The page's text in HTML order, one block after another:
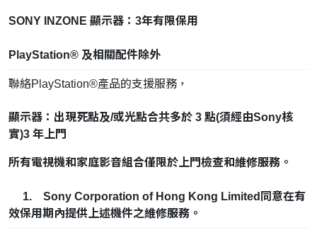
SONY INZONE 顯示器：3年有限保用
PlayStation® 及相關配件除外
聯絡PlayStation®產品的支援服務，
顯示器：出現死點及/或光點合共多於 3 點(須經由Sony核
實)3 年上門
所有電視機和家庭影音組合僅限於上門檢查和維修服務。
1. Sony Corporation of Hong Kong Limited同意在有
效保用期內提供上述機件之維修服務。